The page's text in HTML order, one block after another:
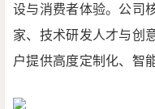
设与消费者体验。公司
家、技术研发人才与创
户提供高度定制化、智